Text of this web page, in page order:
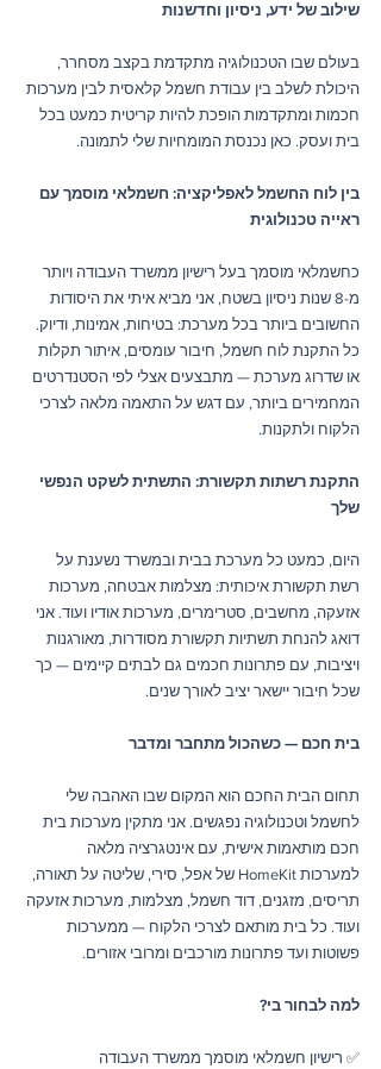
שילוב של ידע, ניסיון וחדשנות
בעולם שבו הטכנולוגיה מתקדמת בקצב מסחרר,
היכולת לשלב בין עבודת חשמל קלאסית לבין מערכות
חכמות ומתקדמות הופכת להיות קריטית כמעט בכל
בית ועסק. כאן נכנסת המומחיות שלי לתמונה.
בין לוח החשמל לאפליקציה: חשמלאי מוסמך עם
ראייה טכנולוגית
כחשמלאי מוסמך בעל רישיון ממשרד העבודה ויותר
מ-8 שנות ניסיון בשטח, אני מביא איתי את היסודות
החשובים ביותר בכל מערכת: בטיחות, אמינות, ודיוק.
כל התקנת לוח חשמל, חיבור עומסים, איתור תקלות
או שדרוג מערכת — מתבצעים אצלי לפי הסטנדרטים
המחמירים ביותר, עם דגש על התאמה מלאה לצרכי
הלקוח ולתקנות.
התקנת רשתות תקשורת: התשתית לשקט הנפשי
שלך
היום, כמעט כל מערכת בבית ובמשרד נשענת על
רשת תקשורת איכותית: מצלמות אבטחה, מערכות
אזעקה, מחשבים, סטרימרים, מערכות אודיו ועוד. אני
דואג להנחת תשתיות תקשורת מסודרות, מאורגנות
ויציבות, עם פתרונות חכמים גם לבתים קיימים — כך
שכל חיבור יישאר יציב לאורך שנים.
בית חכם — כשהכול מתחבר ומדבר
תחום הבית החכם הוא המקום שבו האהבה שלי
לחשמל וטכנולוגיה נפגשים. אני מתקין מערכות בית
חכם מותאמות אישית, עם אינטגרציה מלאה
למערכות HomeKit של אפל, סירי, שליטה על תאורה,
תריסים, מזגנים, דוד חשמל, מצלמות, מערכות אזעקה
ועוד. כל בית מותאם לצרכי הלקוח — ממערכות
פשוטות ועד פתרונות מורכבים ומרובי אזורים.
למה לבחור בי?
✅ רישיון חשמלאי מוסמך ממשרד העבודה